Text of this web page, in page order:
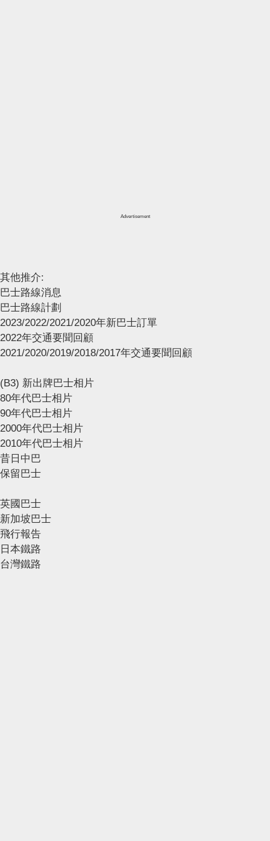
Advertisement
其他推介:
巴士路線消息
巴士路線計劃
2023/2022/2021/2020年新巴士訂單
2022年交通要聞回顧
2021/2020/2019/2018/2017年交通要聞回顧
(B3) 新出牌巴士相片
80年代巴士相片
90年代巴士相片
2000年代巴士相片
2010年代巴士相片
昔日中巴
保留巴士
英國巴士
新加坡巴士
飛行報告
日本鐵路
台灣鐵路